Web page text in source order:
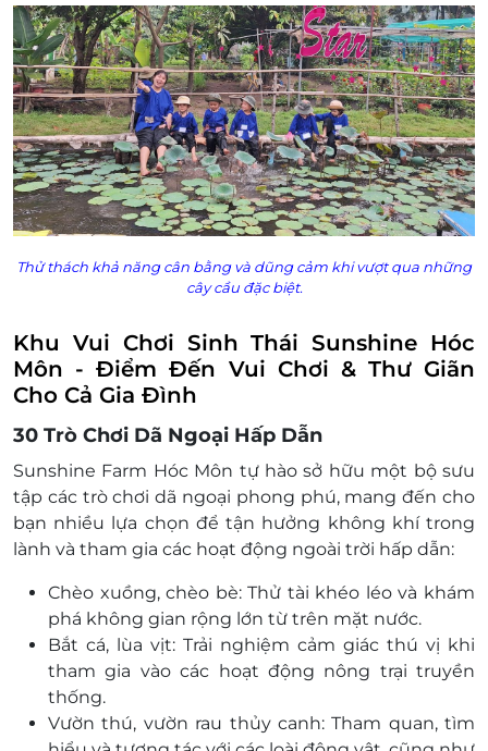
Không áp dụng đồng thời cùng lúc với các
chương trình khuyến mại khác.
Giá đã bao gồm VAT.
Thử thách khả năng cân bằng và dũng cảm khi vượt qua những
cây cầu đặc biệt.
Khu Vui Chơi Sinh Thái Sunshine Hóc
Môn - Điểm Đến Vui Chơi & Thư Giãn
Cho Cả Gia Đình
30 Trò Chơi Dã Ngoại Hấp Dẫn
Sunshine Farm Hóc Môn tự hào sở hữu một bộ sưu
tập các trò chơi dã ngoại phong phú, mang đến cho
bạn nhiều lựa chọn để tận hưởng không khí trong
lành và tham gia các hoạt động ngoài trời hấp dẫn:
Chèo xuồng, chèo bè: Thử tài khéo léo và khám
phá không gian rộng lớn từ trên mặt nước.
Bắt cá, lùa vịt: Trải nghiệm cảm giác thú vị khi
tham gia vào các hoạt động nông trại truyền
thống.
Vườn thú, vườn rau thủy canh: Tham quan, tìm